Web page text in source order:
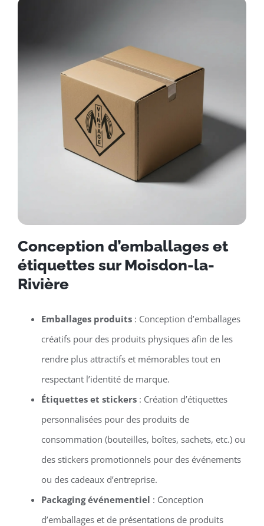
Conception d’emballages et
étiquettes sur Moisdon-la-
Rivière
Emballages produits: Conception d’emballages
créatifs pour des produits physiques afin de les
rendre plus attractifs et mémorables tout en
respectant l’identité de marque.
Étiquettes et stickers: Création d’étiquettes
personnalisées pour des produits de
consommation (bouteilles, boîtes, sachets, etc.) ou
des stickers promotionnels pour des événements
ou des cadeaux d’entreprise.
Packaging événementiel : Conception
d’emballages et de présentations de produits